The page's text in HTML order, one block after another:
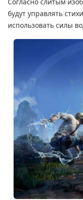
будут управлять
использовать силы